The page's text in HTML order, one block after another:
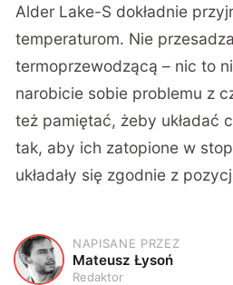
Alder Lake-S dokładnie
temperaturom. Nie
termoprzewodzącą – nic to
narobicie sobie problemu z
też pamiętać, żeby układać
tak, aby ich zatopione w
układały się zgodnie z
M
NAPISANE PRZEZ
Mateusz Łysoń
Redaktor